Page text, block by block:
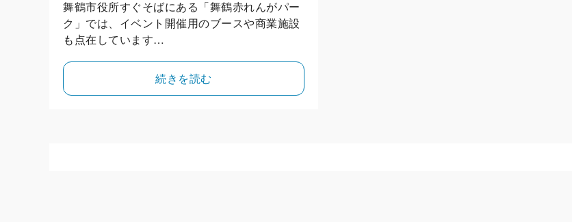
舞鶴市役所すぐそばにある「舞鶴赤れんがパー
ク」では、イベント開催用のブースや商業施設
も点在しています…
続きを読む